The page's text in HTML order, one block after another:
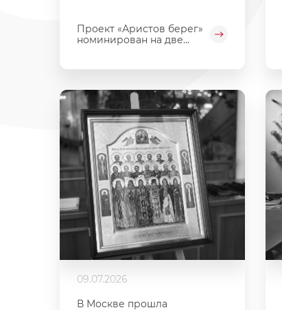
Проект «Аристов берег»
номинирован на две...
09.07.2026
В Москве прошла